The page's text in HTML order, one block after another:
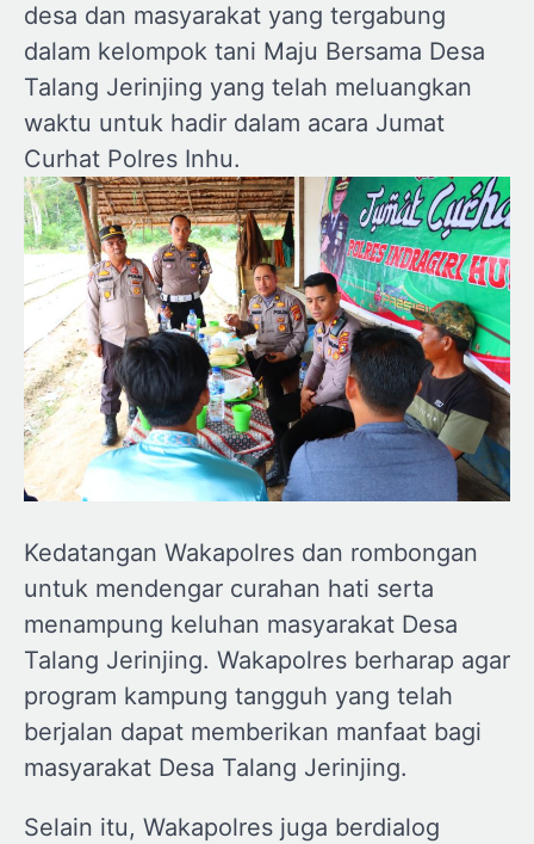
desa dan masyarakat yang tergabung
dalam kelompok tani Maju Bersama Desa
Talang Jerinjing yang telah meluangkan
waktu untuk hadir dalam acara Jumat
Curhat Polres Inhu.
Kedatangan Wakapolres dan rombongan
untuk mendengar curahan hati serta
menampung keluhan masyarakat Desa
Talang Jerinjing. Wakapolres berharap agar
program kampung tangguh yang telah
berjalan dapat memberikan manfaat bagi
masyarakat Desa Talang Jerinjing.
Selain itu, Wakapolres juga berdialog